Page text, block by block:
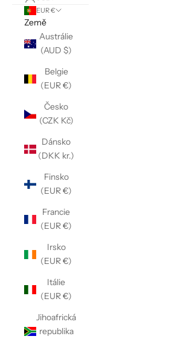
EUR €
Země
Austrálie
(AUD $)
Belgie
(EUR €)
Česko
(CZK Kč)
Dánsko
(DKK kr.)
Finsko
(EUR €)
Francie
(EUR €)
Irsko
(EUR €)
Itálie
(EUR €)
Jihoafrická
republika